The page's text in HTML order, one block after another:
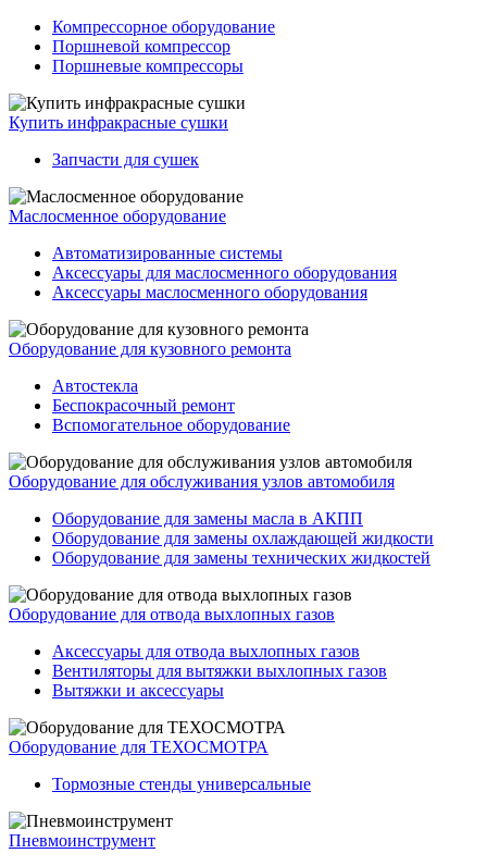
Компрессорное оборудование
Поршневой компрессор
Поршневые компрессоры
Купить инфракрасные сушки
Запчасти для сушек
Маслосменное оборудование
Автоматизированные системы
Аксессуары для маслосменного оборудования
Аксессуары маслосменного оборудования
Оборудование для кузовного ремонта
Автостекла
Беспокрасочный ремонт
Вспомогательное оборудование
Оборудование для обслуживания узлов автомобиля
Оборудование для замены масла в АКПП
Оборудование для замены охлаждающей жидкости
Оборудование для замены технических жидкостей
Оборудование для отвода выхлопных газов
Аксессуары для отвода выхлопных газов
Вентиляторы для вытяжки выхлопных газов
Вытяжки и аксессуары
Оборудование для ТЕХОСМОТРА
Тормозные стенды универсальные
Пневмоинструмент